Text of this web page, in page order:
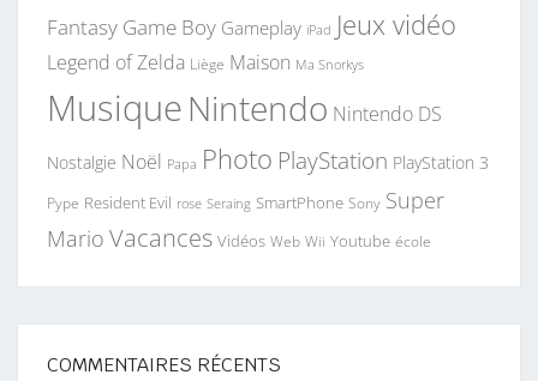
Fantasy Game Boy Gameplay iPad Jeux vidéo
Legend of Zelda Liège Maison Ma Snorkys
MusiqueNintendo Nintendo DS
Nostalgie Noël Papa Photo PlayStation PlayStation 3
Pype Resident Evil rose Seraing SmartPhone Sony Super
Mario Vacances Vidéos Web Wii Youtube école
COMMENTAIRES RÉCENTS